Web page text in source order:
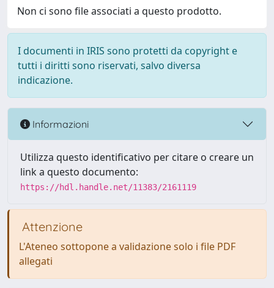
Non ci sono file associati a questo prodotto.
I documenti in IRIS sono protetti da copyright e
tutti i diritti sono riservati, salvo diversa
indicazione.
Informazioni
Utilizza questo identificativo per citare o creare un
link a questo documento:
https://hdl.handle.net/11383/2161119
Attenzione
L'Ateneo sottopone a validazione solo i file PDF
allegati